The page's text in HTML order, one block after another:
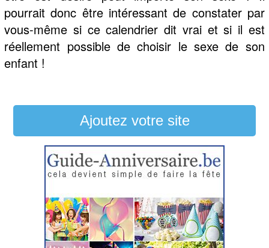
pourrait donc être intéressant de constater par
vous-même si ce calendrier dit vrai et si il est
réellement possible de choisir le sexe de son
enfant !
Ajoutez votre site